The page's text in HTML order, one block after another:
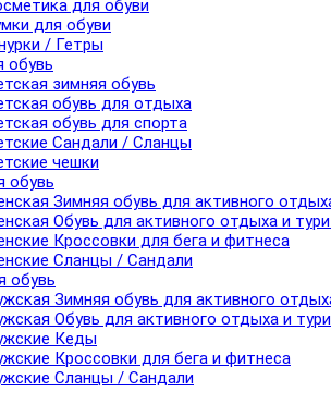
для обуви
для обуви
/ Гетры
обувь
зимняя обувь
обувь для отдыха
обувь для спорта
Сандали / Сланцы
чешки
обувь
Зимняя обувь для активного
Обувь для активного отдыха и
Кроссовки для бега и фитнеса
Сланцы / Сандали
обувь
Зимняя обувь для активного
Обувь для активного отдыха и
Кеды
Кроссовки для бега и фитнеса
Сланцы / Сандали